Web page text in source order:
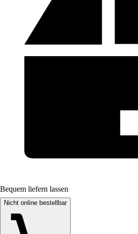
Bequem liefern lassen
Nicht online bestellbar